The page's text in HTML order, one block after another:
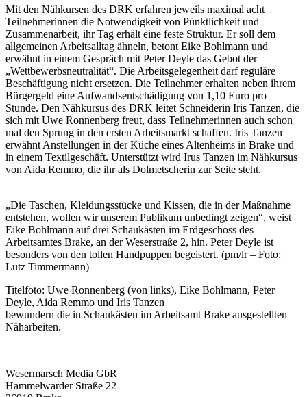
Mit den Nähkursen des DRK erfahren jeweils maximal acht
Teilnehmerinnen die Notwendigkeit von Pünktlichkeit und
Zusammenarbeit, ihr Tag erhält eine feste Struktur. Er soll dem
allgemeinen Arbeitsalltag ähneln, betont Eike Bohlmann und
erwähnt in einem Gespräch mit Peter Deyle das Gebot der
„Wettbewerbsneutralität“. Die Arbeitsgelegenheit darf reguläre
Beschäftigung nicht ersetzen. Die Teilnehmer erhalten neben ihrem
Bürgergeld eine Aufwandsentschädigung von 1,10 Euro pro
Stunde. Den Nähkursus des DRK leitet Schneiderin Iris Tanzen, die
sich mit Uwe Ronnenberg freut, dass Teilnehmerinnen auch schon
mal den Sprung in den ersten Arbeitsmarkt schaffen. Iris Tanzen
erwähnt Anstellungen in der Küche eines Altenheims in Brake und
in einem Textilgeschäft. Unterstützt wird Irus Tanzen im Nähkursus
von Aida Remmo, die ihr als Dolmetscherin zur Seite steht.
„Die Taschen, Kleidungsstücke und Kissen, die in der Maßnahme
entstehen, wollen wir unserem Publikum unbedingt zeigen“, weist
Eike Bohlmann auf drei Schaukästen im Erdgeschoss des
Arbeitsamtes Brake, an der Weserstraße 2, hin. Peter Deyle ist
besonders von den tollen Handpuppen begeistert. (pm/lr – Foto:
Lutz Timmermann)
Titelfoto: Uwe Ronnenberg (von links), Eike Bohlmann, Peter
Deyle, Aida Remmo und Iris Tanzen
bewundern die in Schaukästen im Arbeitsamt Brake ausgestellten
Näharbeiten.
Wesermarsch Media GbR
Hammelwarder Straße 22